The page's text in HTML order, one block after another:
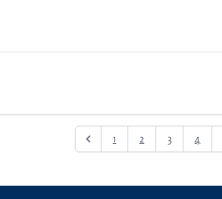
1 2 3 4